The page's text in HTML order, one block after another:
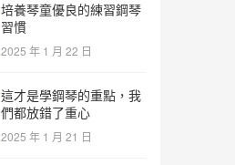
培養琴童優良的練習鋼琴
習慣
2025 年 1 月 22 日
這才是學鋼琴的重點，我
們都放錯了重心
2025 年 1 月 21 日